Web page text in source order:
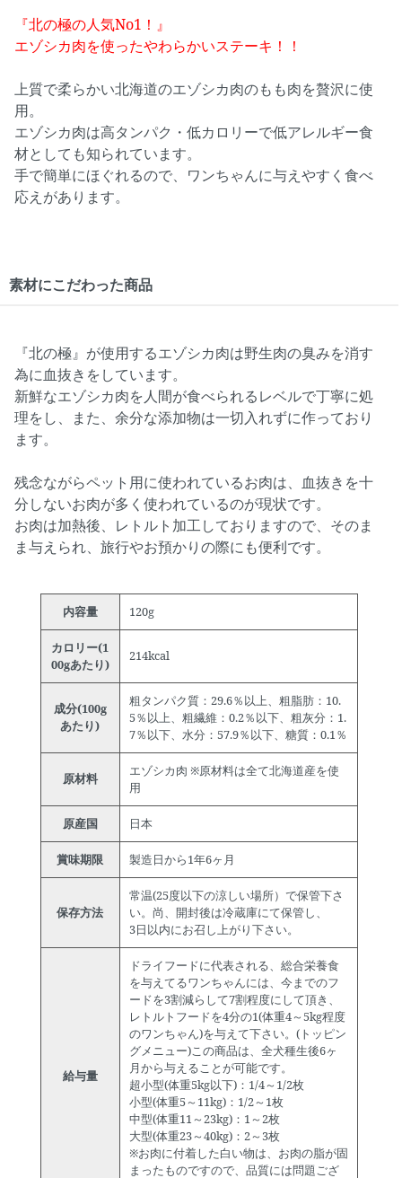
『北の極の人気No1！』
エゾシカ肉を使ったやわらかいステーキ！！
上質で柔らかい北海道のエゾシカ肉のもも肉を贅沢に使
用。
エゾシカ肉は高タンパク・低カロリーで低アレルギー食
材としても知られています。
手で簡単にほぐれるので、ワンちゃんに与えやすく食べ
応えがあります。
素材にこだわった商品
『北の極』が使用するエゾシカ肉は野生肉の臭みを消す
為に血抜きをしています。
新鮮なエゾシカ肉を人間が食べられるレベルで丁寧に処
理をし、また、余分な添加物は一切入れずに作っており
ます。
残念ながらペット用に使われているお肉は、血抜きを十
分しないお肉が多く使われているのが現状です。
お肉は加熱後、レトルト加工しておりますので、そのま
ま与えられ、旅行やお預かりの際にも便利です。
内容量 120g
カロリー(1
00gあたり)
214kcal
成分(100g
あたり)
粗タンパク質：29.6％以上、粗脂肪：10.
5％以上、粗繊維：0.2％以下、粗灰分：1.
7％以下、水分：57.9％以下、糖質：0.1％
原材料
エゾシカ肉 ※原材料は全て北海道産を使
用
原産国 日本
賞味期限 製造日から1年6ヶ月
保存方法
常温(25度以下の涼しい場所）で保管下さ
い。尚、開封後は冷蔵庫にて保管し、
3日以内にお召し上がり下さい。
給与量
ドライフードに代表される、総合栄養食
を与えてるワンちゃんには、今までのフ
ードを3割減らして7割程度にして頂き、
レトルトフードを4分の1(体重4～5kg程度
のワンちゃん)を与えて下さい。(トッピン
グメニュー)この商品は、全犬種生後6ヶ
月から与えることが可能です。
超小型(体重5kg以下)：1/4～1/2枚
小型(体重5～11kg)：1/2～1枚
中型(体重11～23kg)：1～2枚
大型(体重23～40kg)：2～3枚
※お肉に付着した白い物は、お肉の脂が固
まったものですので、品質には問題ござ